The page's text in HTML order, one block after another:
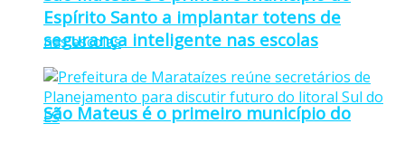
São Mateus é o primeiro município do
Espírito Santo a implantar totens de
segurança inteligente nas escolas